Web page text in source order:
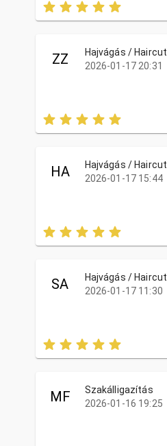
ZZ
Hajvágás / Haircut
2026-01-17 20:31
HA
Hajvágás / Haircut
2026-01-17 15:44
SA
Hajvágás / Haircut
2026-01-17 11:30
MF
Szakálligazítás
2026-01-16 19:25